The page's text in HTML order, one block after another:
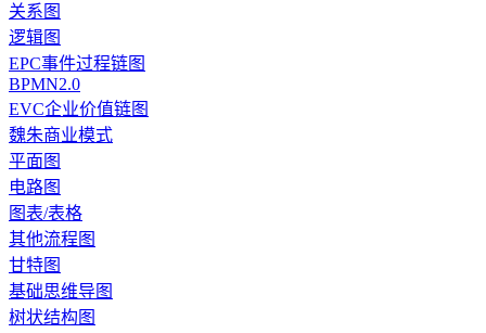
关系图
逻辑图
EPC事件过程链图
BPMN2.0
EVC企业价值链图
魏朱商业模式
平面图
电路图
图表/表格
其他流程图
甘特图
基础思维导图
树状结构图